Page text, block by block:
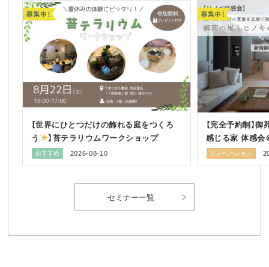
【世界にひとつだけの飾れる庭をつくろ
う
】苔テラリウムワークショップ
おすすめ 2026-08-10
【完全予約制】
感じる家 体感会
リノベーション
セミナー一覧